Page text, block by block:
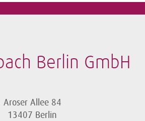
Berlin GmbH
Aroser Allee 84
13407 Berlin